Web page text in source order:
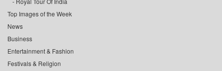
Top Images of the Week
News
Business
Entertainment & Fashion
Festivals & Religion